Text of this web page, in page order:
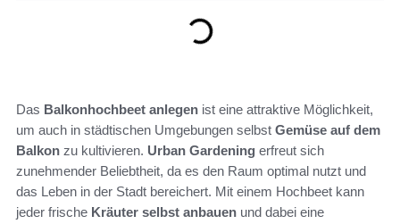
Das Balkonhochbeet anlegen ist eine attraktive Möglichkeit,
um auch in städtischen Umgebungen selbst Gemüse auf dem
Balkon zu kultivieren. Urban Gardening erfreut sich
zunehmender Beliebtheit, da es den Raum optimal nutzt und
das Leben in der Stadt bereichert. Mit einem Hochbeet kann
jeder frische Kräuter selbst anbauen und dabei eine